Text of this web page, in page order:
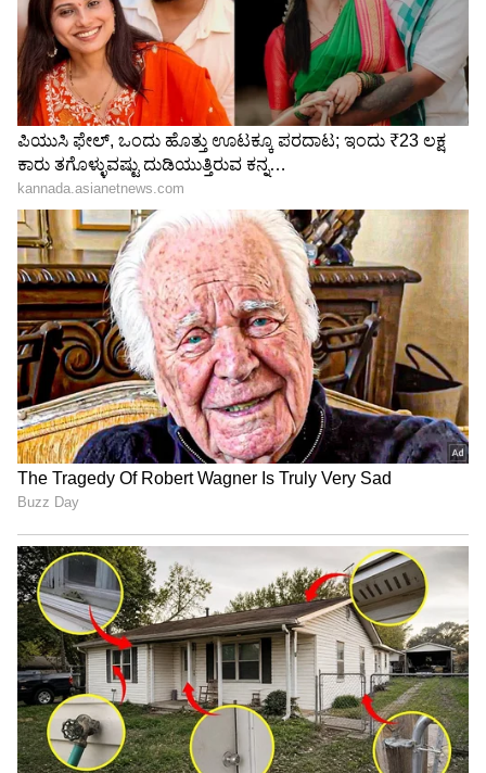
3
4
Image Credit :Asianet News
ಕನ್ಯಾ ರಾಶಿ
ಗುರುವಿನ ನಕ್ಷತ್ರವು ನಿಮ್ಮ ರಾಶಿಯಿಂದ ಹನ್ನೊಂದನೇ
ಮನೆಯಲ್ಲಿ ಬದಲಾಗುತ್ತದೆ. ಈ ಸಮಯದಲ್ಲಿ, ನೀವು ನಿಮ್ಮ
ಐಷಾರಾಮಿ ಜೀವನವನ್ನು ನಡೆಸಲು ಸಾಧ್ಯವಾಗುತ್ತದೆ. ಈ
ಸಮಯದಲ್ಲಿ ನಿಮ್ಮ ಎಲ್ಲಾ ಆಸೆಗಳು ಈಡೇರುತ್ತವೆ. ನಿಮಗಾಗಿ
ಹೊಸ ಆದಾಯದ ಬಾಗಿಲುಗಳು ತೆರೆದುಕೊಳ್ಳುತ್ತವೆ.
ದೀರ್ಘಕಾಲದಿಂದ ಬಾಕಿ ಇರುವ ಕೆಲಸಗಳು
ಪ್ರಶಂಸಿಸಲಾಗುತ್ತದೆ ಮತ್ತು ಬಡ್ತಿಯ ಅವಕಾಶವೂ ಇದೆ.